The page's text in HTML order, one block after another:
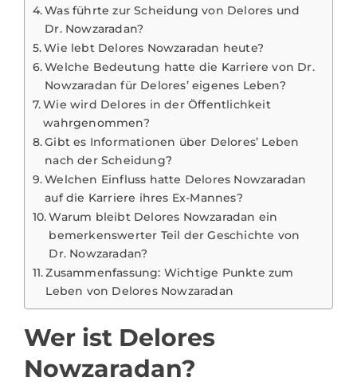
Was führte zur Scheidung von Delores und
Dr. Nowzaradan?
Wie lebt Delores Nowzaradan heute?
Welche Bedeutung hatte die Karriere von Dr.
Nowzaradan für Delores’ eigenes Leben?
Wie wird Delores in der Öffentlichkeit
wahrgenommen?
Gibt es Informationen über Delores’ Leben
nach der Scheidung?
Welchen Einfluss hatte Delores Nowzaradan
auf die Karriere ihres Ex-Mannes?
Warum bleibt Delores Nowzaradan ein
bemerkenswerter Teil der Geschichte von
Dr. Nowzaradan?
Zusammenfassung: Wichtige Punkte zum
Leben von Delores Nowzaradan
Wer ist Delores
Nowzaradan?